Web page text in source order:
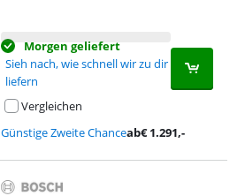
Morgen geliefert
Sieh nach, wie schnell wir zu dir
liefern
Vergleichen
Günstige Zweite Chanceab€1.291,-